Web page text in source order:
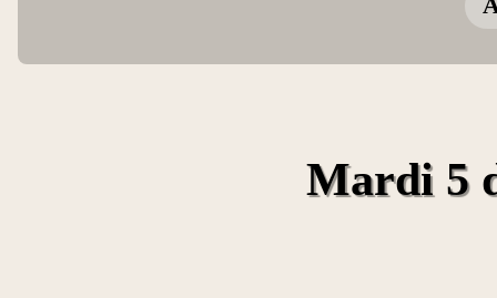
Mardi 5